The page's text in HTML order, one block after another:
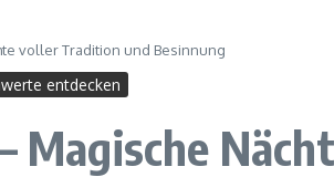
voller Tradition und Besinnung
entdecken
Magische